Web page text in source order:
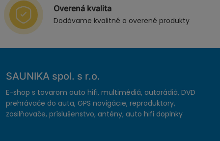
Overená kvalita
Dodávame kvalitné a overené produkty
SAUNIKA spol. s r.o.
E-shop s tovarom auto hifi, multimédiá, autorádiá, DVD
prehrávače do auta, GPS navigácie, reproduktory,
zosilňovače, príslušenstvo, antény, auto hifi doplnky